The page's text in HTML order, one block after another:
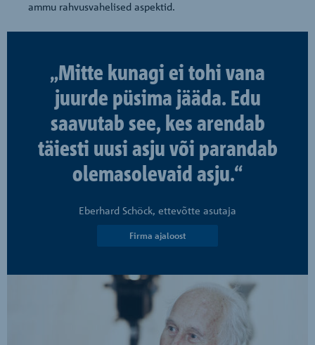
ammu rahvusvahelised aspektid.
„Mitte kunagi ei tohi vana
juurde püsima jääda. Edu
saavutab see, kes arendab
täiesti uusi asju või parandab
olemasolevaid asju.“
Eberhard Schöck, ettevõtte asutaja
Firma ajaloost